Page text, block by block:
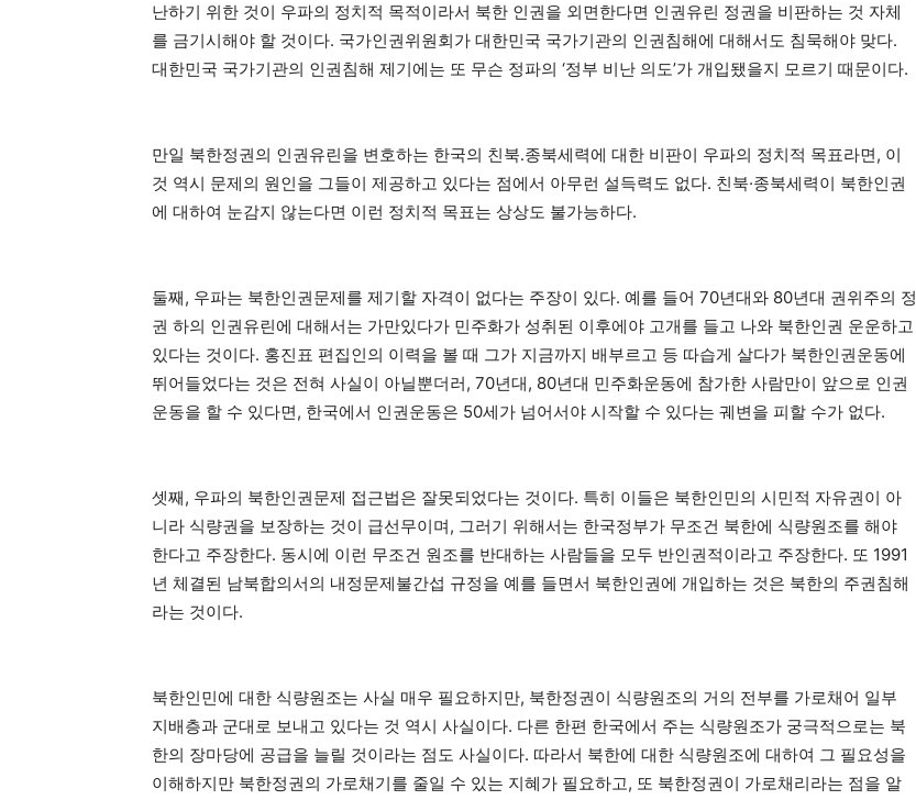
난하기 위한 것이 우파의 정치적 목적이라서 북한 인권을 외면한다면 인권유린 정권을 비판하는 것 자체
를 금기시해야 할 것이다. 국가인권위원회가 대한민국 국가기관의 인권침해에 대해서도 침묵해야 맞다.
대한민국 국가기관의 인권침해 제기에는 또 무슨 정파의 ‘정부 비난 의도’가 개입됐을지 모르기 때문이다.
만일 북한정권의 인권유린을 변호하는 한국의 친북․종북세력에 대한 비판이 우파의 정치적 목표라면, 이
것 역시 문제의 원인을 그들이 제공하고 있다는 점에서 아무런 설득력도 없다. 친북·종북세력이 북한인권
에 대하여 눈감지 않는다면 이런 정치적 목표는 상상도 불가능하다.
둘째, 우파는 북한인권문제를 제기할 자격이 없다는 주장이 있다. 예를 들어 70년대와 80년대 권위주의 정
권 하의 인권유린에 대해서는 가만있다가 민주화가 성취된 이후에야 고개를 들고 나와 북한인권 운운하고
있다는 것이다. 홍진표 편집인의 이력을 볼 때 그가 지금까지 배부르고 등 따습게 살다가 북한인권운동에
뛰어들었다는 것은 전혀 사실이 아닐뿐더러, 70년대, 80년대 민주화운동에 참가한 사람만이 앞으로 인권
운동을 할 수 있다면, 한국에서 인권운동은 50세가 넘어서야 시작할 수 있다는 궤변을 피할 수가 없다.
셋째, 우파의 북한인권문제 접근법은 잘못되었다는 것이다. 특히 이들은 북한인민의 시민적 자유권이 아
니라 식량권을 보장하는 것이 급선무이며, 그러기 위해서는 한국정부가 무조건 북한에 식량원조를 해야
한다고 주장한다. 동시에 이런 무조건 원조를 반대하는 사람들을 모두 반인권적이라고 주장한다. 또 1991
년 체결된 남북합의서의 내정문제불간섭 규정을 예를 들면서 북한인권에 개입하는 것은 북한의 주권침해
라는 것이다.
북한인민에 대한 식량원조는 사실 매우 필요하지만, 북한정권이 식량원조의 거의 전부를 가로채어 일부
지배층과 군대로 보내고 있다는 것 역시 사실이다. 다른 한편 한국에서 주는 식량원조가 궁극적으로는 북
한의 장마당에 공급을 늘릴 것이라는 점도 사실이다. 따라서 북한에 대한 식량원조에 대하여 그 필요성을
이해하지만 북한정권의 가로채기를 줄일 수 있는 지혜가 필요하고, 또 북한정권이 가로채리라는 점을 알